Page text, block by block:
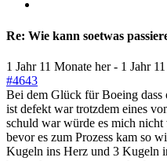
Re: Wie kann soetwas
1 Jahr 11 Monate her- 1 Jahr
#4643
Bei dem Glück für Boeing dass
ist defekt war trotzdem eines
schuld war würde es mich
bevor es zum Prozess kam so
Kugeln ins Herz und 3 Kugeln